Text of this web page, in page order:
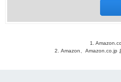
1.
2. Amazon、Amazon.co.jp